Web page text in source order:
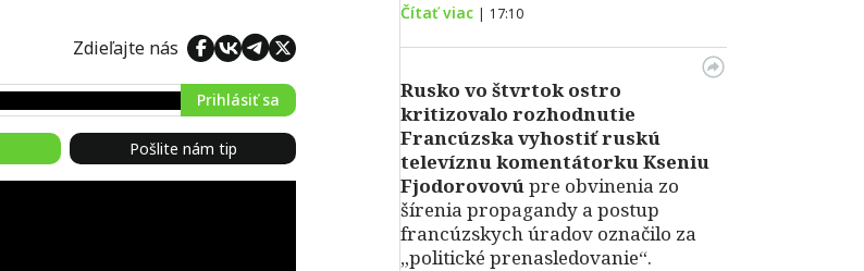
Zdieľajte nás
Prihlásiť sa
Pošlite nám tip
Čítať viac | 17:10
Rusko vo štvrtok ostro
kritizovalo rozhodnutie
Francúzska vyhostiť ruskú
televíznu komentátorku Kseniu
Fjodorovovúpre obvinenia zo
šírenia propagandy a postup
francúzskych úradov označilo za
„politické prenasledovanie“.